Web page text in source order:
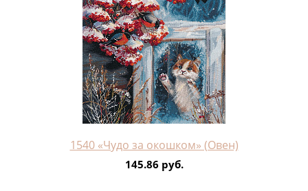
1540 «Чудо за окошком» (Овен)
145.86 руб.